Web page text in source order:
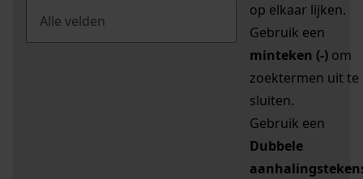
op elkaar lijken.
Gebruik een
minteken (-) om
zoektermen uit te
sluiten.
Gebruik een
Dubbele